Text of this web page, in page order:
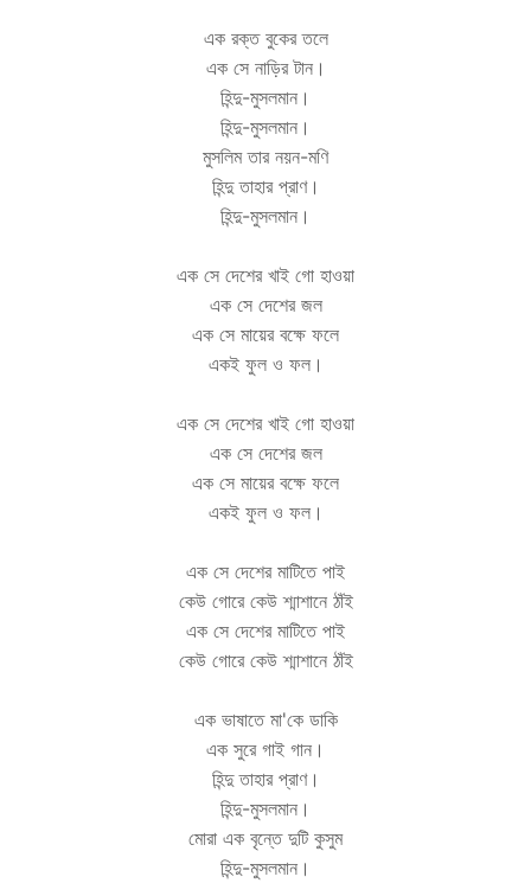
এক রক্ত বুকের তলে
এক সে নাড়ির টান।
হিন্দু-মুসলমান।
হিন্দু-মুসলমান।
মুসলিম তার নয়ন-মণি
হিন্দু তাহার প্রাণ।
হিন্দু-মুসলমান।
এক সে দেশের খাই গো হাওয়া
এক সে দেশের জল
এক সে মায়ের বক্ষে ফলে
একই ফুল ও ফল।
এক সে দেশের খাই গো হাওয়া
এক সে দেশের জল
এক সে মায়ের বক্ষে ফলে
একই ফুল ও ফল।
এক সে দেশের মাটিতে পাই
কেউ গোরে কেউ শ্মাশানে ঠাঁই
এক সে দেশের মাটিতে পাই
কেউ গোরে কেউ শ্মাশানে ঠাঁই
এক ভাষাতে মা'কে ডাকি
এক সুরে গাই গান।
হিন্দু তাহার প্রাণ।
হিন্দু-মুসলমান।
মোরা এক বৃন্তে দুটি কুসুম
হিন্দু-মুসলমান।